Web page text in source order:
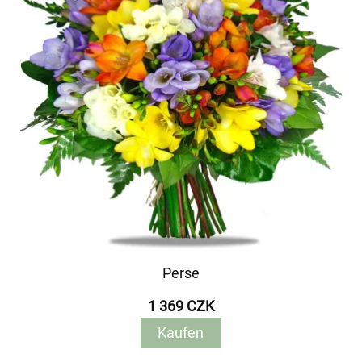
Perse
1 369 CZK
Kaufen